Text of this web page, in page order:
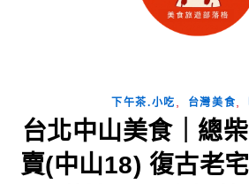
下午茶.小吃 台灣美食
台北中山美食｜總
賣(中山18) 復古老